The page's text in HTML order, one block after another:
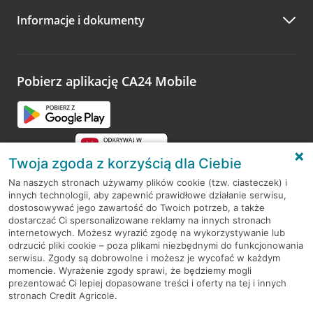
Zachęcamy do podzielenia się z nami opinią o wizycie.
opinie.
Informacje i dokumenty
Pobierz aplikację CA24 Mobile
RODO
Regulamin serwisu
Mapa serwisu
PolitykaCookies
Twoja zgoda z korzyścią dla Ciebie
Na naszych stronach używamy plików cookie (tzw. ciasteczek) i
innych technologii, aby zapewnić prawidłowe działanie serwisu,
dostosowywać jego zawartość do Twoich potrzeb, a także
dostarczać Ci spersonalizowane reklamy na innych stronach
internetowych. Możesz wyrazić zgodę na wykorzystywanie lub
odrzucić pliki cookie – poza plikami niezbędnymi do funkcjonowania
serwisu. Zgody są dobrowolne i możesz je wycofać w każdym
momencie. Wyrażenie zgody sprawi, że będziemy mogli
prezentować Ci lepiej dopasowane treści i oferty na tej i innych
stronach Credit Agricole.